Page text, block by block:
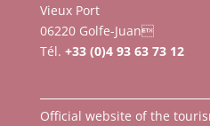
Vieux Port
06220 Golfe-Juan
Tél. +33 (0)4 93 63 73 12
Official website of the